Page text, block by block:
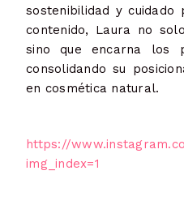
sostenibilidad y cuidado
contenido, Laura no
sino que encarna los
consolidando su
en cosmética natural.
https://
img_index=1